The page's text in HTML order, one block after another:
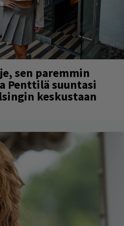
sen paremmin
Penttilä suuntasi
keskustaan